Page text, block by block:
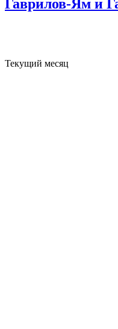
Гаврилов-Ям и
Текущий месяц